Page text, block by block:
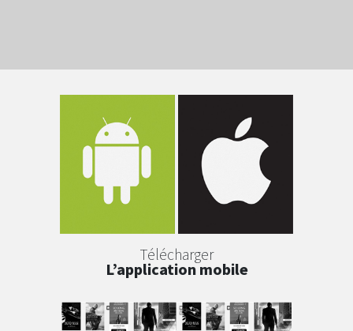
Télécharger
L’application mobile